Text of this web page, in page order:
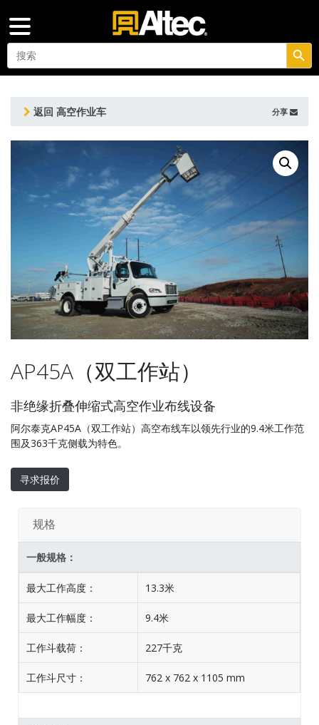
Search
for:
搜索按钮
返回 高空作业车 分享
AP45A（双工作站）
非绝缘折叠伸缩式高空作业布线设备
阿尔泰克AP45A（双工作站）高空布线车以领先行业的9.4米工作范
围及363千克侧载为特色。
寻求报价
规格
一般规格：
最大工作高度： 13.3米
最大工作幅度： 9.4米
工作斗载荷： 227千克
工作斗尺寸： 762 x 762 x 1105 mm